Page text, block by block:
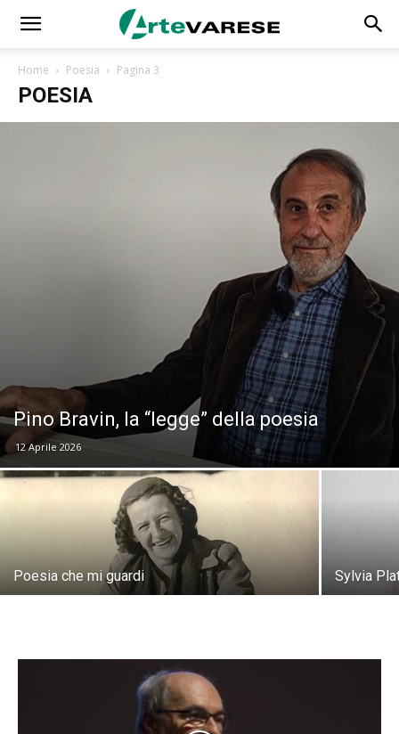
Home Poesia Pagina 3
POESIA
Pino Bravin, la “legge” della poesia
12 Aprile 2026
Poesia che mi guardi Sylvia